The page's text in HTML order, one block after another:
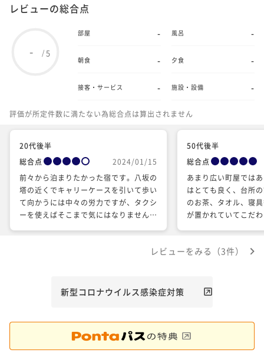
レビューの総合点
- /5
部屋 - 風呂 -
朝食 - 夕食 -
接客・サービス - 施設・設備 -
評価が所定件数に満たない為総合点は算出されません
20代後半
総合点
2024/01/15
前々から泊まりたかった宿です。八坂の
塔の近くでキャリーケースを引いて歩い
て向かうには中々の労力ですが、タクシ
ーを使えばそこまで気にはなりません。
いいかもしれません。 最大の魅力は露
必要なので貯まるまで時間がかかります
が。 唯一残念だったのが、2回の寝室の
50代後半
総合点
あまり広い町屋では
はとても良く、台所
のお茶、タオル、寝
が置かれていてこだ
るのは人数が多い滞
少し暗くか感じたく
レビューをみる（3件）
新型コロナウイルス感染症対策